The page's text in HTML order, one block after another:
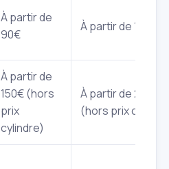
À partir de
90€
À partir de 140€
À partir de
150€ (hors
prix
cylindre)
À partir de 200€
(hors prix